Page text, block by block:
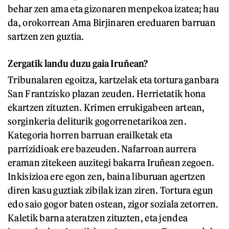
behar zen ama eta gizonaren menpekoa izatea; hau
da, orokorrean Ama Birjinaren ereduaren barruan
sartzen zen guztia.
Zergatik landu duzu gaia Iruñean?
Tribunalaren egoitza, kartzelak eta tortura ganbara
San Frantzisko plazan zeuden. Herrietatik hona
ekartzen zituzten. Krimen errukigabeen artean,
sorginkeria deliturik gogorrenetarikoa zen.
Kategoria horren barruan erailketak eta
parrizidioak ere bazeuden. Nafarroan aurrera
eraman zitekeen auzitegi bakarra Iruñean zegoen.
Inkisizioa ere egon zen, baina liburuan agertzen
diren kasu guztiak zibilak izan ziren. Tortura egun
edo saio gogor baten ostean, zigor soziala zetorren.
Kaletik barna ateratzen zituzten, eta jendea